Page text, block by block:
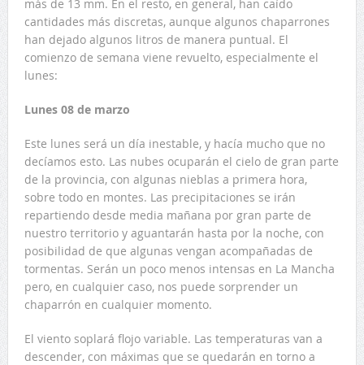
más de 13 mm. En el resto, en general, han caído
cantidades más discretas, aunque algunos chaparrones
han dejado algunos litros de manera puntual. El
comienzo de semana viene revuelto, especialmente el
lunes:
Lunes 08 de marzo
Este lunes será un día inestable, y hacía mucho que no
decíamos esto. Las nubes ocuparán el cielo de gran parte
de la provincia, con algunas nieblas a primera hora,
sobre todo en montes. Las precipitaciones se irán
repartiendo desde media mañana por gran parte de
nuestro territorio y aguantarán hasta por la noche, con
posibilidad de que algunas vengan acompañadas de
tormentas. Serán un poco menos intensas en La Mancha
pero, en cualquier caso, nos puede sorprender un
chaparrón en cualquier momento.
El viento soplará flojo variable. Las temperaturas van a
descender, con máximas que se quedarán en torno a